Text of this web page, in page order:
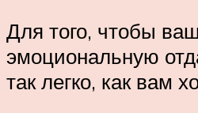
Для того, чтобы
эмоциональную
так легко, как вам